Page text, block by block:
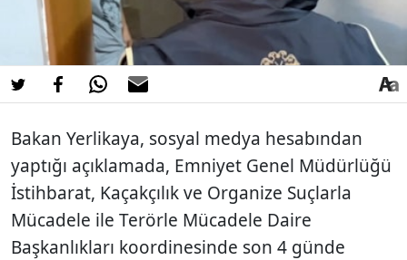
Bakan Yerlikaya, sosyal medya hesabından
yaptığı açıklamada, Emniyet Genel Müdürlüğü
İstihbarat, Kaçakçılık ve Organize Suçlarla
Mücadele ile Terörle Mücadele Daire
Başkanlıkları koordinesinde son 4 günde